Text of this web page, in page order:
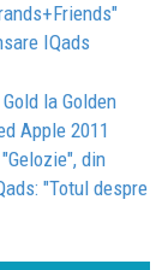
IQads
la Golden
Apple 2011
din
"Totul despre